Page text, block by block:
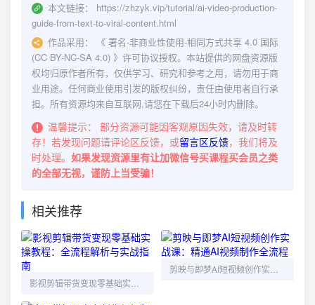
本文链接：
https://zhzyk.vip/tutorial/ai-video-production-
guide-from-text-to-viral-content.html
作品采用：
《 署名-非商业性使用-相同方式共享 4.0 国际
(CC BY-NC-SA 4.0) 》许可协议授权。本站提供的网盘资源版
权均归原作者所有，仅供学习、研究和参考之用，请勿用于商
业用途。任何商业使用引发的版权纠纷，责任由使用者自行承
担。所有资源均来自互联网,请您在下载后24小时内删除。
温馨提示：
部分资源可能因客观原因失效，请及时转
存！若发现问题请评论区反馈，或留言区反馈，我们将及
时处理。 如果发现资源里有让加微信号买课程买会员之类
的全部无视，谨防上当受骗！
相关推荐